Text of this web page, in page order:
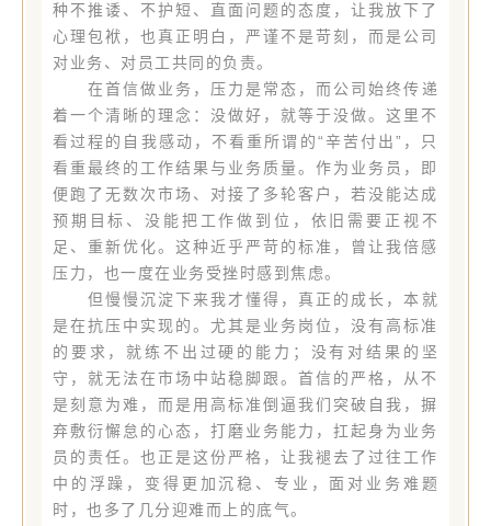
种不推诿、不护短、直面问题的态度，让我放下了
心理包袱，也真正明白，严谨不是苛刻，而是公司
对业务、对员工共同的负责。
在首信做业务，压力是常态，而公司始终传递
着一个清晰的理念：没做好，就等于没做。这里不
看过程的自我感动，不看重所谓的“辛苦付出”，只
看重最终的工作结果与业务质量。作为业务员，即
便跑了无数次市场、对接了多轮客户，若没能达成
预期目标、没能把工作做到位，依旧需要正视不
足、重新优化。这种近乎严苛的标准，曾让我倍感
压力，也一度在业务受挫时感到焦虑。
但慢慢沉淀下来我才懂得，真正的成长，本就
是在抗压中实现的。尤其是业务岗位，没有高标准
的要求，就练不出过硬的能力；没有对结果的坚
守，就无法在市场中站稳脚跟。首信的严格，从不
是刻意为难，而是用高标准倒逼我们突破自我，摒
弃敷衍懈怠的心态，打磨业务能力，扛起身为业务
员的责任。也正是这份严格，让我褪去了过往工作
中的浮躁，变得更加沉稳、专业，面对业务难题
时，也多了几分迎难而上的底气。